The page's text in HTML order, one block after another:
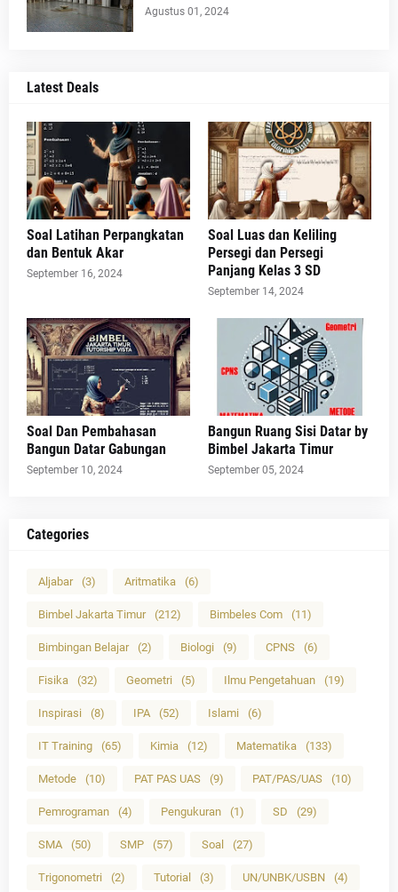
Agustus 01, 2024
Latest Deals
Soal Latihan Perpangkatan
dan Bentuk Akar
September 16, 2024
Soal Luas dan Keliling
Persegi dan Persegi
Panjang Kelas 3 SD
September 14, 2024
Soal Dan Pembahasan
Bangun Datar Gabungan
September 10, 2024
Bangun Ruang Sisi Datar by
Bimbel Jakarta Timur
September 05, 2024
Categories
Aljabar (3) Aritmatika (6)
Bimbel Jakarta Timur (212) Bimbeles Com (11)
Bimbingan Belajar (2) Biologi (9) CPNS (6)
Fisika (32) Geometri (5) Ilmu Pengetahuan (19)
Inspirasi (8) IPA (52) Islami (6)
IT Training (65) Kimia (12) Matematika (133)
Metode (10) PAT PAS UAS (9) PAT/PAS/UAS (10)
Pemrograman (4) Pengukuran (1) SD (29)
SMA (50) SMP (57) Soal (27)
Trigonometri (2) Tutorial (3) UN/UNBK/USBN (4)